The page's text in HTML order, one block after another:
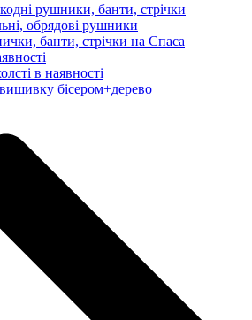
рушники, банти, стрічки
обрядові рушники
банти, стрічки на Спаса
в наявності
бісером+дерево